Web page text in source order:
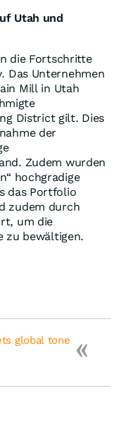
Utah und
die Fortschritte
Das Unternehmen
Mill in Utah
District gilt. Dies
der
Zudem wurden
hochgradige
das Portfolio
zudem durch
um die
zu bewältigen.
global tone